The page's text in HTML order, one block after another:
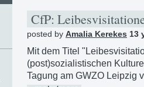
CfP:
posted by Amalia Kerekes 13
Mit dem Titel
(post)sozialistischen
Tagung am GWZO Leipzig